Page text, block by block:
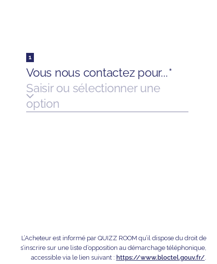
L’Acheteur est informé par QUIZZ ROOM qu’il dispose du droit de
s’inscrire sur une liste d’opposition au démarchage téléphonique,
accessible via le lien suivant : https://www.bloctel.gouv.fr/